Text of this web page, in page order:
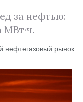
за нефтью:
МВт·ч.
нефтегазовый рынок